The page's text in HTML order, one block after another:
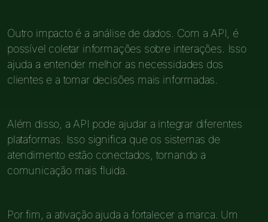
Outro impacto é a análise de dados. Com a API, é
possível coletar informações sobre interações. Isso
ajuda a entender melhor as necessidades dos
clientes e a tomar decisões mais informadas.
Além disso, a API pode ajudar a integrar diferentes
plataformas. Isso significa que os sistemas de
atendimento estão conectados, tornando a
comunicação mais fluida.
Por fim, a ativação ajuda a fortalecer a marca. Um